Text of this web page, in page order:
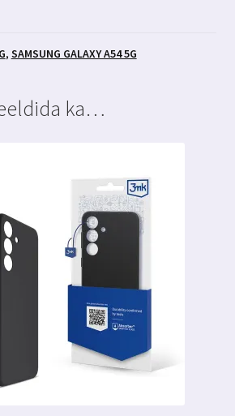
, SAMSUNG GALAXY A54 5G
ka…